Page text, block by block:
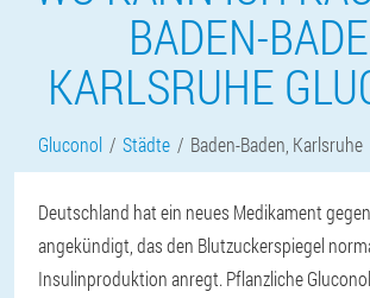
BADEN-
KARLSRUHE
Gluconol Städte Baden-Baden, Karlsruhe
Deutschland hat ein neues Medikament
angekündigt, das den Blutzuckerspiegel
Insulinproduktion anregt. Pflanzliche